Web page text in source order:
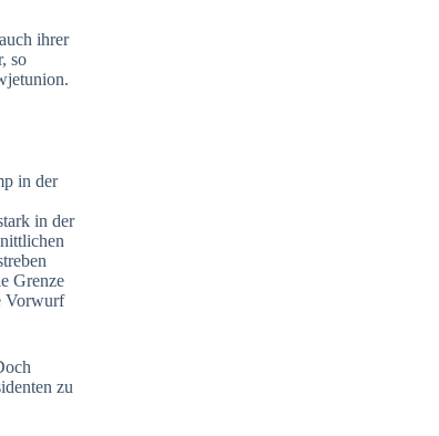
ihrer
so
in der
in der
Grenze
Vorwurf
zu